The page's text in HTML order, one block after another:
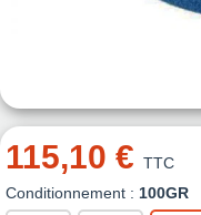
115,10 € TTC
Conditionnement : 100GR